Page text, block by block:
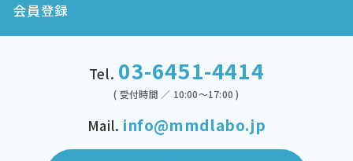
会員登録
Tel. 03-6451-4414
( 受付時間 ／ 10:00～17:00 )
Mail. info@mmdlabo.jp